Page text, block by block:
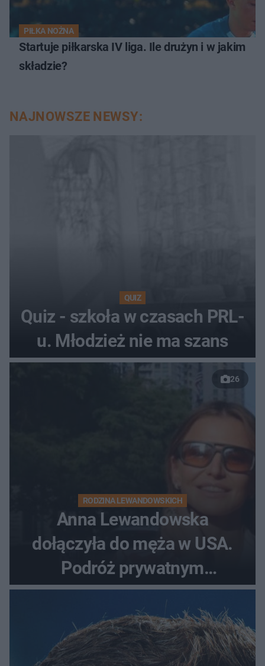
PIŁKA NOŻNA
Startuje piłkarska IV liga. Ile drużyn i w jakim
składzie?
NAJNOWSZE NEWSY:
QUIZ
Quiz - szkoła w czasach PRL-
u. Młodzież nie ma szans
26
RODZINA LEWANDOWSKICH
Anna Lewandowska
dołączyła do męża w USA.
Podróż prywatnym
odrzutowcem to dopiero
początek!